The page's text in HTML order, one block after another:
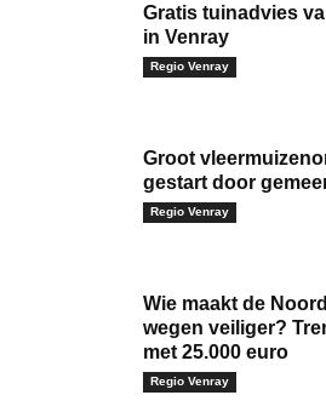
Gratis tuinadvies
in Venray
Regio Venray
Groot
gestart door
Regio Venray
Wie maakt de
wegen veiliger?
met 25.000 euro
Regio Venray